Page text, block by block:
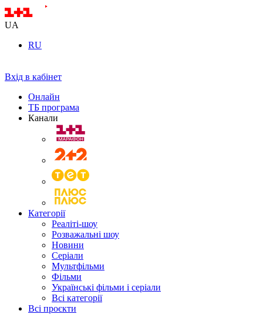
UA
RU
Вхід в кабінет
Онлайн
ТБ програма
Канали
Категорії
Реаліті-шоу
Розважальні шоу
Новини
Серіали
Мультфільми
Фільми
Українські фільми і серіали
Всі категорії
Всі проєкти